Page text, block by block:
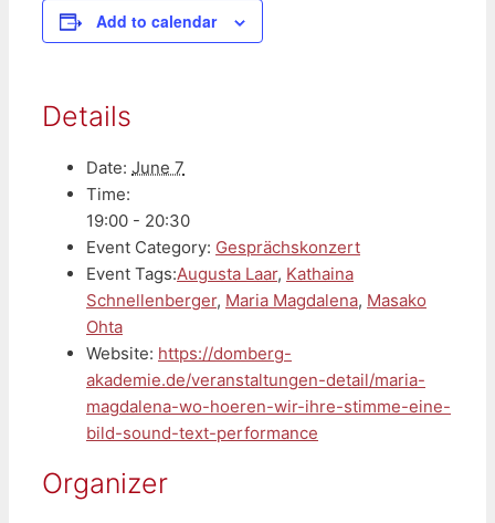
Add to calendar
Details
Date: June 7
Time:
19:00 - 20:30
Event Category: Gesprächskonzert
Event Tags:Augusta Laar, Kathaina
Schnellenberger, Maria Magdalena, Masako
Ohta
Website: https://domberg-
akademie.de/veranstaltungen-detail/maria-
magdalena-wo-hoeren-wir-ihre-stimme-eine-
bild-sound-text-performance
Organizer